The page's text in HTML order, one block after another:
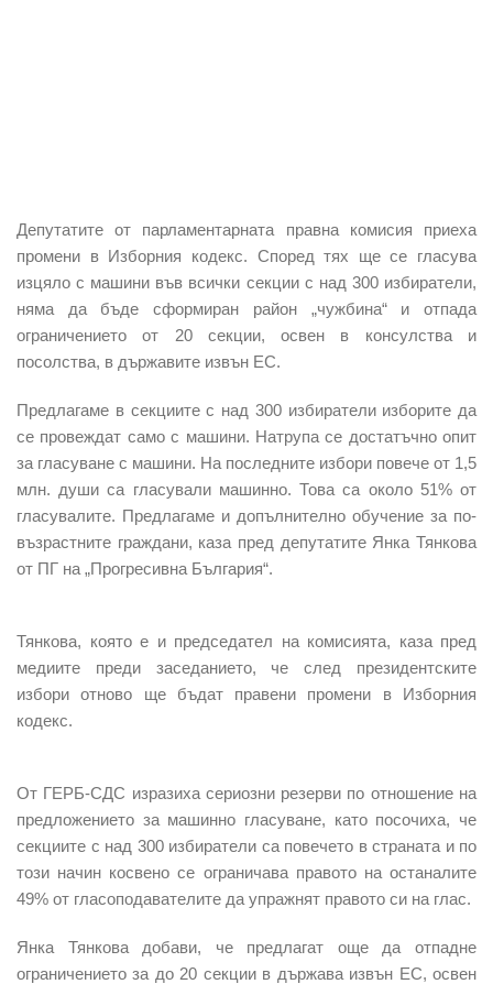
Депутатите от парламентарната правна комисия приеха
промени в Изборния кодекс. Според тях ще се гласува
изцяло с машини във всички секции с над 300 избиратели,
няма да бъде сформиран район „чужбина“ и отпада
ограничението от 20 секции, освен в консулства и
посолства, в държавите извън ЕС.
Предлагаме в секциите с над 300 избиратели изборите да
се провеждат само с машини. Натрупа се достатъчно опит
за гласуване с машини. На последните избори повече от 1,5
млн. души са гласували машинно. Това са около 51% от
гласувалите. Предлагаме и допълнително обучение за по-
възрастните граждани, каза пред депутатите Янка Тянкова
от ПГ на „Прогресивна България“.
Тянкова, която е и председател на комисията, каза пред
медиите преди заседанието, че след президентските
избори отново ще бъдат правени промени в Изборния
кодекс.
От ГЕРБ-СДС изразиха сериозни резерви по отношение на
предложението за машинно гласуване, като посочиха, че
секциите с над 300 избиратели са повечето в страната и по
този начин косвено се ограничава правото на останалите
49% от гласоподавателите да упражнят правото си на глас.
Янка Тянковадобави, че предлагат още да отпадне
ограничението за до 20 секции в държава извън ЕС, освен